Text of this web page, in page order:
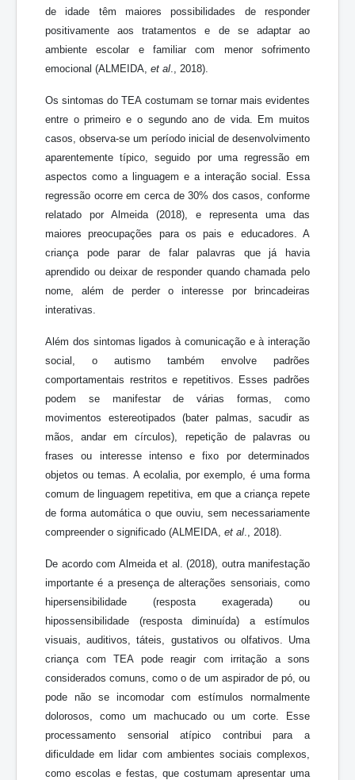
de idade têm maiores possibilidades de responder
positivamente aos tratamentos e de se adaptar ao
ambiente escolar e familiar com menor sofrimento
emocional (ALMEIDA, et al ., 2018).
Os sintomas do TEA costumam se tornar mais evidentes
entre o primeiro e o segundo ano de vida. Em muitos
casos, observa-se um período inicial de desenvolvimento
aparentemente típico, seguido por uma regressão em
aspectos como a linguagem e a interação social. Essa
regressão ocorre em cerca de 30% dos casos, conforme
relatado por Almeida (2018), e representa uma das
maiores preocupações para os pais e educadores. A
criança pode parar de falar palavras que já havia
aprendido ou deixar de responder quando chamada pelo
nome, além de perder o interesse por brincadeiras
interativas.
Além dos sintomas ligados à comunicação e à interação
social, o autismo também envolve padrões
comportamentais restritos e repetitivos. Esses padrões
podem se manifestar de várias formas, como
movimentos estereotipados (bater palmas, sacudir as
mãos, andar em círculos), repetição de palavras ou
frases ou interesse intenso e fixo por determinados
objetos ou temas. A ecolalia, por exemplo, é uma forma
comum de linguagem repetitiva, em que a criança repete
de forma automática o que ouviu, sem necessariamente
compreender o significado (ALMEIDA, et al ., 2018).
De acordo com Almeida et al. (2018), outra manifestação
importante é a presença de alterações sensoriais, como
hipersensibilidade (resposta exagerada) ou
hipossensibilidade (resposta diminuída) a estímulos
visuais, auditivos, táteis, gustativos ou olfativos. Uma
criança com TEA pode reagir com irritação a sons
considerados comuns, como o de um aspirador de pó, ou
pode não se incomodar com estímulos normalmente
dolorosos, como um machucado ou um corte. Esse
processamento sensorial atípico contribui para a
dificuldade em lidar com ambientes sociais complexos,
como escolas e festas, que costumam apresentar uma